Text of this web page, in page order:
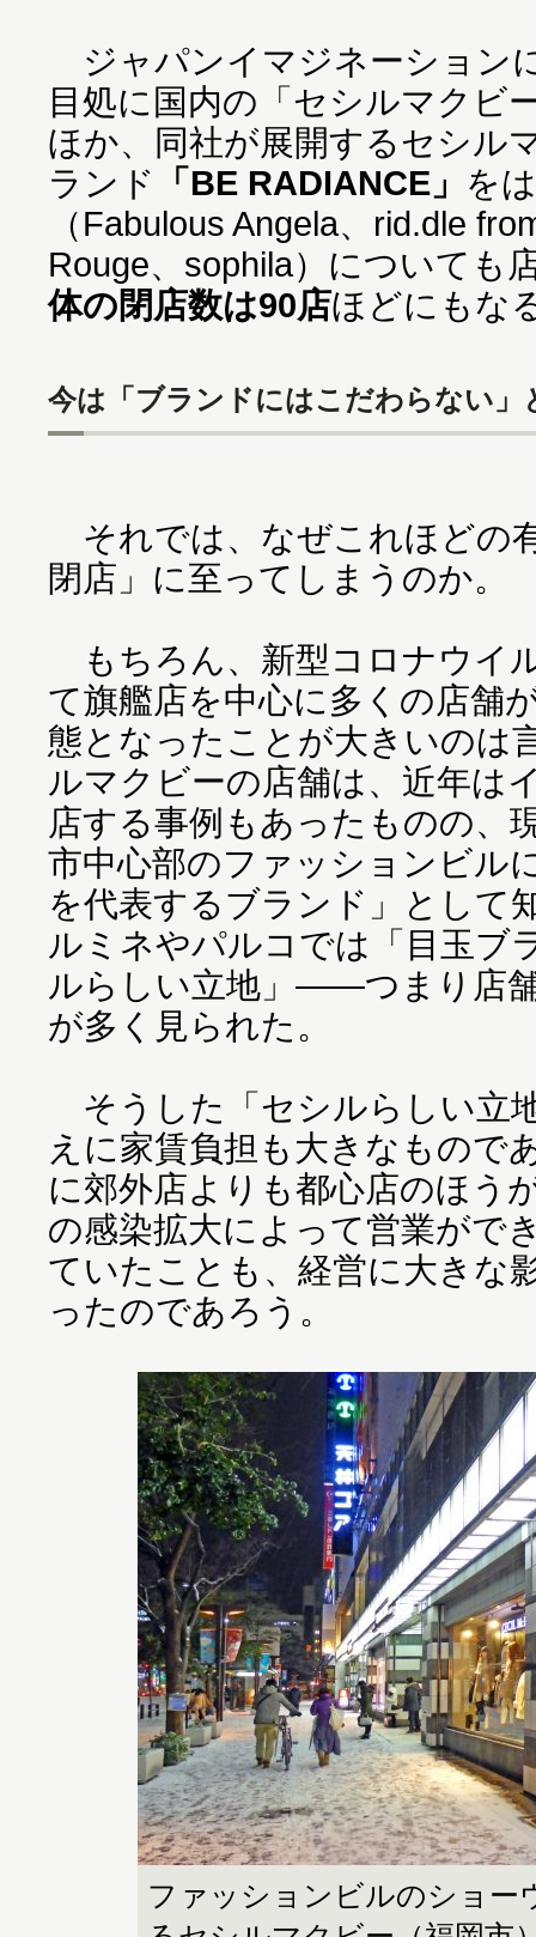
ジャパンイマジネーション
目処に国内の「セシルマクビ
ほか、同社が展開するセシル
ランド
「BE RADIANCE」 を
（Fabulous Angela、rid.dle
Rouge、sophila）についても
体の閉店数は90店ほどにもな
今は「ブランドにはこだわらない」
それでは、なぜこれほどの
閉店」に至ってしまうのか。
もちろん、新型コロナウイ
て旗艦店を中心に多くの店舗
態となったことが大きいのは
ルマクビーの店舗は、近年は
店する事例もあったものの、
市中心部のファッションビル
を代表するブランド」として
ルミネやパルコでは「目玉ブ
ルらしい立地」――つまり店
が多く見られた。
そうした「セシルらしい立
えに家賃負担も大きなもので
に郊外店よりも都心店のほう
の感染拡大によって営業がで
ていたことも、経営に大きな
ったのであろう。
ファッションビルのショー